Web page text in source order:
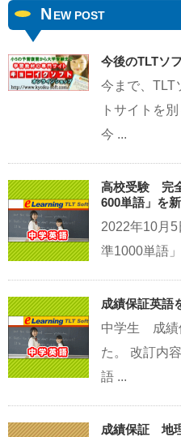
N EW POST
今後のTLTソ
今まで、TLT
トサイトを
今 ...
高校受験 完
600単語」を
2022年10月
準1000単語
成績保証英語
中学生 成績
た。 改訂内
語 ...
成績保証 地